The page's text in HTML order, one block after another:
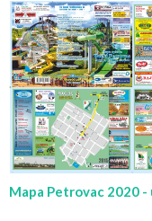
Mapa Petrovac 2020 -